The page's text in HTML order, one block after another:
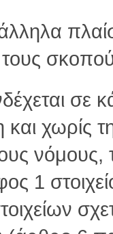
σε
χωρίς
νόμους,
1